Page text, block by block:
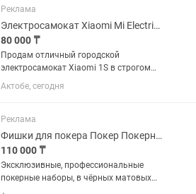
Реклама
Электросамокат Xiaomi Mi Electric Scooter 1S
80 000 ₸
Продам отличный городской
электросамокат Xiaomi 1S в строгом
черном цвете. Идеальный транспорт
для повседневных поездок на работу,
Полностью исправен, готов к...
Актобе, сегодня
Реклама
Фишки для покера Покер Покерный набор в кейсе 500 фишек
110 000 ₸
Эксклюзивные, профессиональные
покерные наборы, в чёрных матовых
кейсах на 500 фишек. Размер и вес